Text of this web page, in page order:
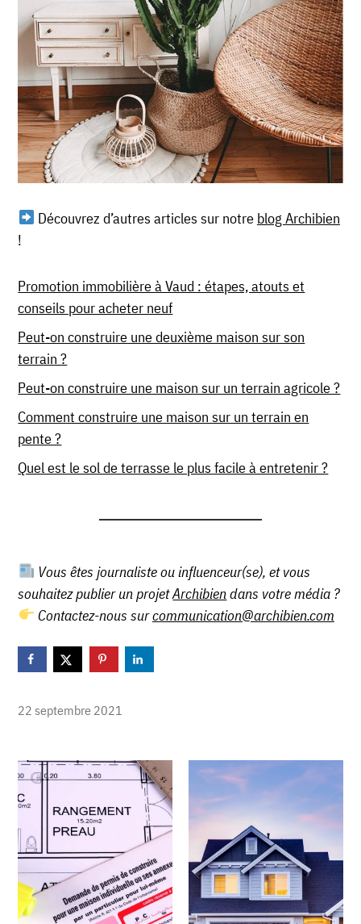
Découvrez d’autres articles sur notre blog Archibien
!
Promotion immobilière à Vaud : étapes, atouts et
conseils pour acheter neuf
Peut-on construire une deuxième maison sur son
terrain ?
Peut-on construire une maison sur un terrain agricole ?
Comment construire une maison sur un terrain en
pente ?
Quel est le sol de terrasse le plus facile à entretenir ?
Vous êtes journaliste ou influenceur(se), et vous
souhaitez publier un projetArchibiendans votre média ?
Contactez-nous surcommunication@archibien.com
22 septembre 2021